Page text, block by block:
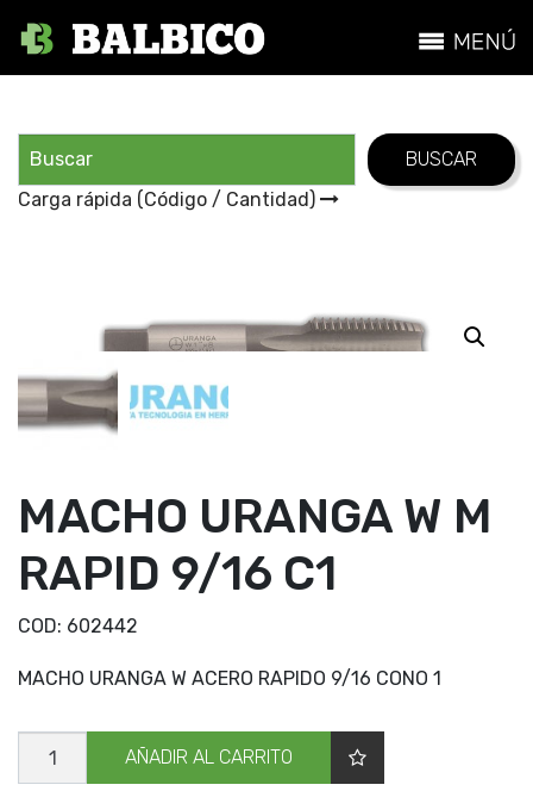
Carga rápida (Código / Cantidad)
MACHO URANGA W M
RAPID 9/16 C1
COD: 602442
MACHO URANGA W ACERO RAPIDO 9/16 CONO 1
MACHO
URANGA
W
AÑADIR AL CARRITO